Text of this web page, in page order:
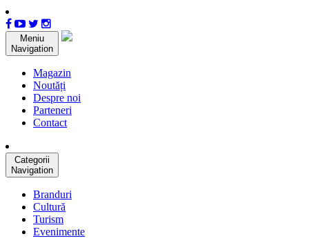
Meniu
Navigation
Magazin
Noutăți
Despre noi
Parteneri
Contact
Categorii
Navigation
Branduri
Cultură
Turism
Evenimente